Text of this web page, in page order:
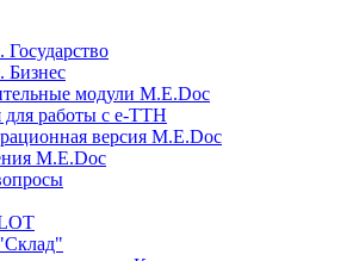
Бизнес
модули M.E.Doc
работы с е-ТТН
версия M.E.Doc
M.E.Doc